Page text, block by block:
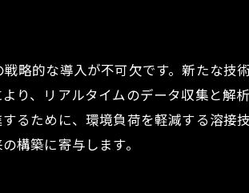
変革による人件費削減
を推進するための溶接技術導入
る溶接技術のデジタル化
略的な導入が不可欠です。新たな技
り、リアルタイムのデータ収集と解
るために、環境負荷を軽減する溶接
構築に寄与します。